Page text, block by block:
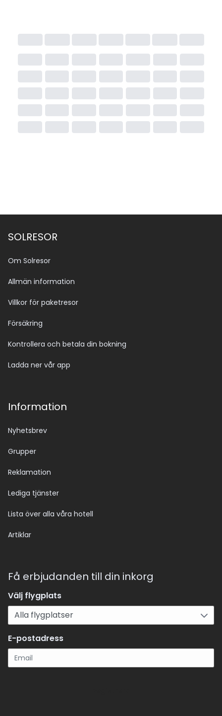
SOLRESOR
Om Solresor
Allmän information
Villkor för paketresor
Försäkring
Kontrollera och betala din bokning
Ladda ner vår app
Information
Nyhetsbrev
Grupper
Reklamation
Lediga tjänster
Lista över alla våra hotell
Artiklar
Få erbjudanden till din inkorg
Välj flygplats
E-postadress